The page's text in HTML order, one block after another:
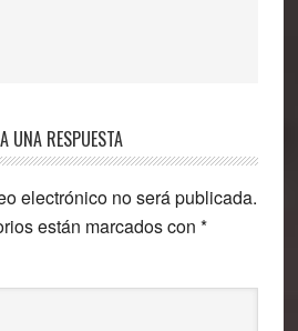
UNA RESPUESTA
electrónico no será publicada.
están marcados con *